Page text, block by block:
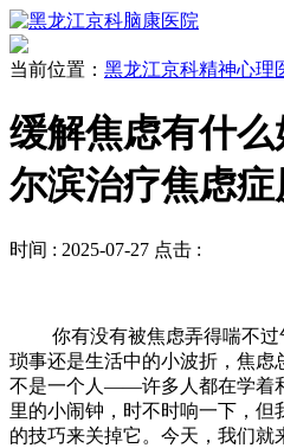
当前位置： 黑龙江京科精神心理
缓解焦虑有什
尔滨治疗焦虑
时间 : 2025-07-27 点击 :
你有没有被焦虑弄得喘不过
琐事还是生活中的小波折，焦虑
不是一个人——许多人都在学着
里的小闹钟，时不时响一下，但
的技巧来关掉它。今天，我们就